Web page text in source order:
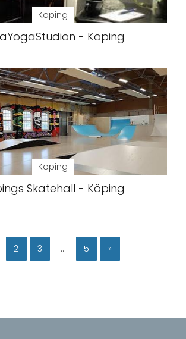
Köping
- Köping
Köping
Skatehall - Köping
2 3 … 5 »